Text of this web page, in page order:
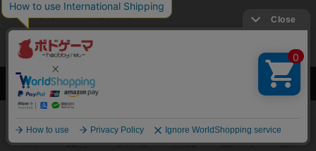
ボードゲーム業界コラム
ボドゲーマご利用案内
ボードゲーム通販